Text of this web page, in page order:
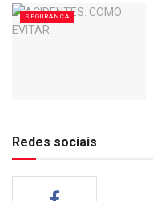
SEGURANÇA
Redes sociais